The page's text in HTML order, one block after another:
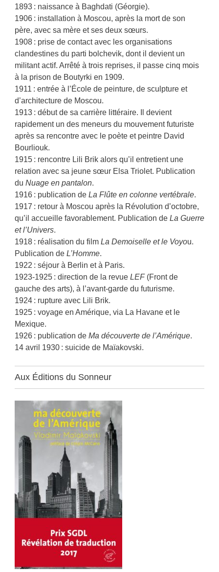
1893 : naissance à Baghdati (Géorgie).
1906 : installation à Moscou, après la mort de son
père, avec sa mère et ses deux sœurs.
1908 : prise de contact avec les organisations
clandestines du parti bolchevik, dont il devient un
militant actif. Arrêté à trois reprises, il passe cinq mois
à la prison de Boutyrki en 1909.
1911 : entrée à l’École de peinture, de sculpture et
d’architecture de Moscou.
1913 : début de sa carrière littéraire. Il devient
rapidement un des meneurs du mouvement futuriste
après sa rencontre avec le poète et peintre David
Bourliouk.
1915 : rencontre Lili Brik alors qu’il entretient une
relation avec sa jeune sœur Elsa Triolet. Publication
du Nuage en pantalon.
1916 : publication de La Flûte en colonne vertébrale.
1917 : retour à Moscou après la Révolution d’octobre,
qu’il accueille favorablement. Publication de La Guerre
et l’Univers.
1918 : réalisation du film La Demoiselle et le Voyou.
Publication de L’Homme.
1922 : séjour à Berlin et à Paris.
1923-1925 : direction de la revue LEF(Front de
gauche des arts), à l’avant-garde du futurisme.
1924 : rupture avec Lili Brik.
1925 : voyage en Amérique, via La Havane et le
Mexique.
1926 : publication de Ma découverte de l’Amérique.
14 avril 1930 : suicide de Maïakovski.
Aux Éditions du Sonneur